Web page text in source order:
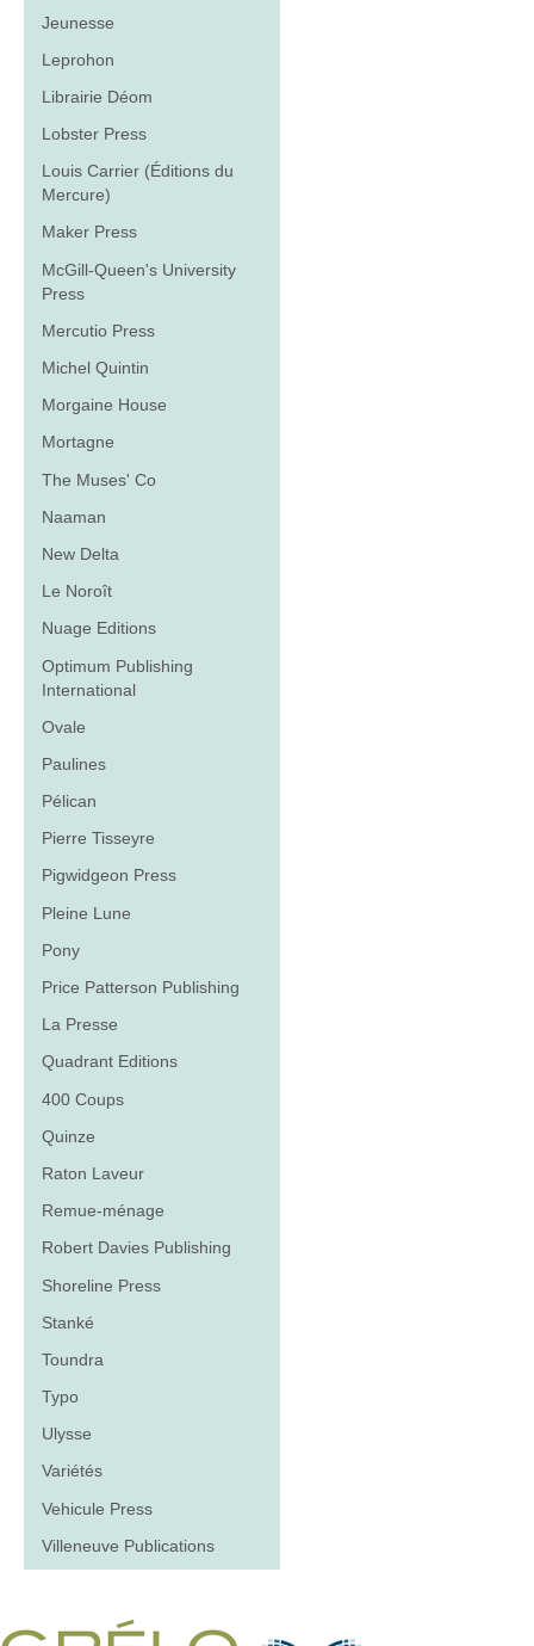
Jeunesse
Leprohon
Librairie Déom
Lobster Press
Louis Carrier (Éditions du
Mercure)
Maker Press
McGill-Queen's University
Press
Mercutio Press
Michel Quintin
Morgaine House
Mortagne
The Muses' Co
Naaman
New Delta
Le Noroît
Nuage Editions
Optimum Publishing
International
Ovale
Paulines
Pélican
Pierre Tisseyre
Pigwidgeon Press
Pleine Lune
Pony
Price Patterson Publishing
La Presse
Quadrant Editions
400 Coups
Quinze
Raton Laveur
Remue-ménage
Robert Davies Publishing
Shoreline Press
Stanké
Toundra
Typo
Ulysse
Variétés
Vehicule Press
Villeneuve Publications